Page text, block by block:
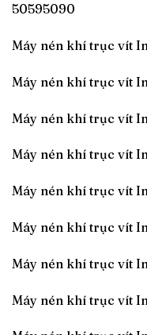
50595090
Máy nén khí trục vít
Máy nén khí trục vít
Máy nén khí trục vít
Máy nén khí trục vít
Máy nén khí trục vít
Máy nén khí trục vít
Máy nén khí trục vít
Máy nén khí trục vít